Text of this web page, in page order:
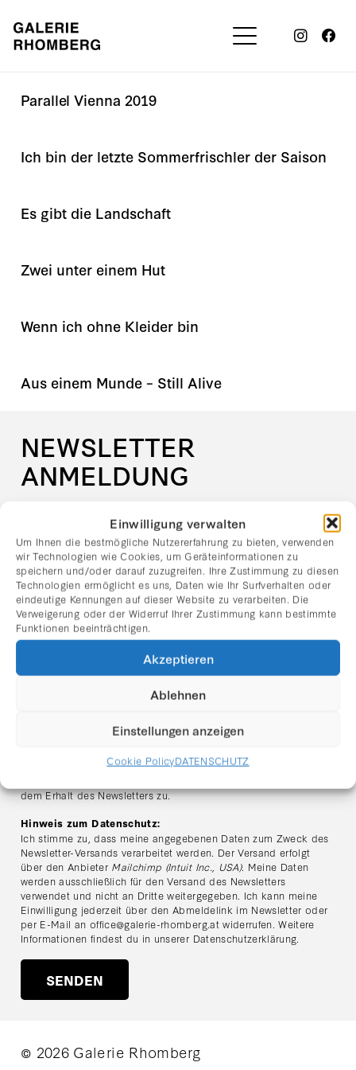
Einwilligung verwalten
Um Ihnen die bestmögliche Nutzererfahrung zu bieten, verwenden
wir Technologien wie Cookies, um Geräteinformationen zu
speichern und/oder darauf zuzugreifen. Ihre Zustimmung zu diesen
Technologien ermöglicht es uns, Daten wie Ihr Surfverhalten oder
eindeutige Kennungen auf dieser Website zu verarbeiten. Die
Verweigerung oder der Widerruf Ihrer Zustimmung kann bestimmte
Funktionen beeinträchtigen.
Akzeptieren
Ablehnen
Einstellungen anzeigen
Cookie PolicyDATENSCHUTZ
Parallel Vienna 2019
Ich bin der letzte Sommerfrischler der Saison
Es gibt die Landschaft
Zwei unter einem Hut
Wenn ich ohne Kleider bin
Aus einem Munde – Still Alive
NEWSLETTER
ANMELDUNG
aktuelle Ausstellungshinweise und
Neuigkeiten aus der Galerie Rhomberg direkt
per E-Mail.
Vorname
dem Erhalt des Newsletters zu.
Hinweis zum Datenschutz:
Ich stimme zu, dass meine angegebenen Daten zum Zweck des
Newsletter-Versands verarbeitet werden. Der Versand erfolgt
über den Anbieter Mailchimp (Intuit Inc., USA). Meine Daten
werden ausschließlich für den Versand des Newsletters
verwendet und nicht an Dritte weitergegeben. Ich kann meine
Einwilligung jederzeit über den Abmeldelink im Newsletter oder
per E-Mail an office@galerie-rhomberg.atwiderrufen. Weitere
Informationen findest du in unserer Datenschutzerklärung.
© 2026 Galerie Rhomberg